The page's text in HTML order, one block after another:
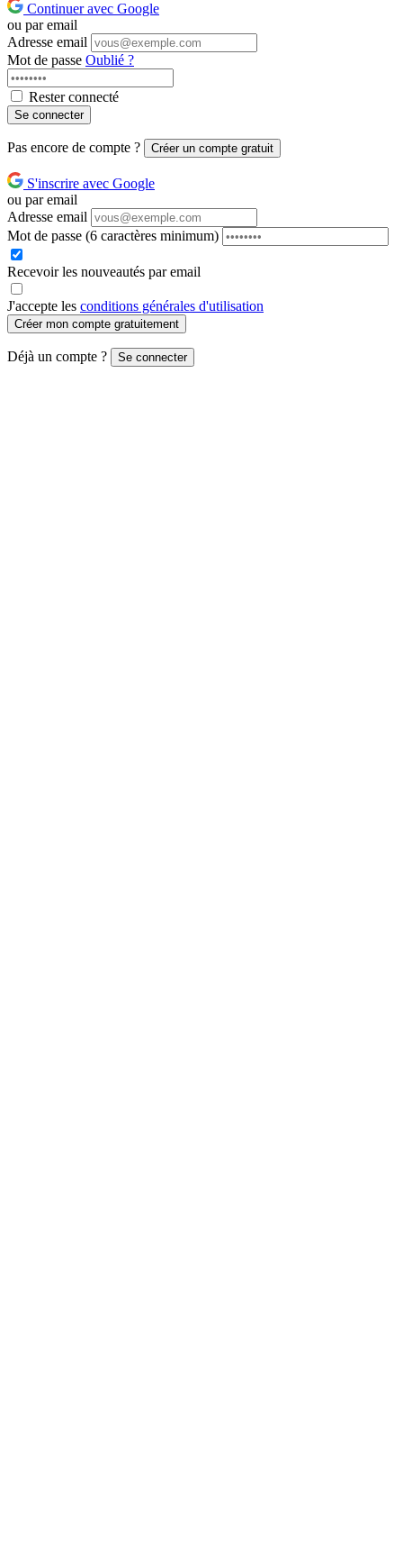
Continuer avec Google
ou par email
Adresse email
Mot de passe Oublié ?
Rester connecté
Se connecter
Pas encore de compte ? Créer un compte gratuit
S'inscrire avec Google
ou par email
Adresse email
Mot de passe (6 caractères minimum)
Recevoir les nouveautés par email
J'accepte les conditions générales d'utilisation
Créer mon compte gratuitement
Déjà un compte ? Se connecter